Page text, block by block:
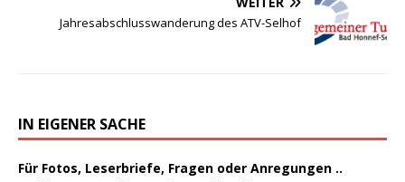
Jahresabschlusswanderung des ATV-Selhof
IN EIGENER SACHE
Für Fotos, Leserbriefe, Fragen oder Anregungen ..